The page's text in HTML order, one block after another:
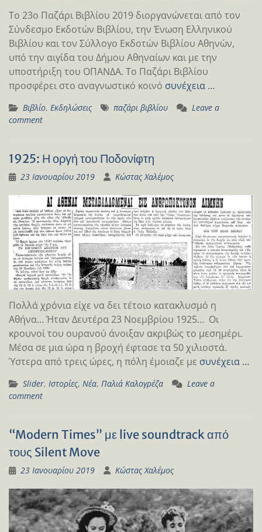
Το 23ο Παζάρι Βιβλίου 2019 διοργανώνεται από τον
Σύνδεσμο Εκδοτών Βιβλίου, την Ένωση Ελληνικού
Βιβλίου και τον Σύλλογο Εκδοτών Βιβλίου Αθηνών,
υπό την αιγίδα του Δήμου Αθηναίων και με την
υποστήριξη του ΟΠΑΝΔΑ. Το Παζάρι Βιβλίου
προσφέρει στο αναγνωστικό κοινό συνέχεια …
Βιβλίο, Εκδηλώσεις παζάρι βιβλίου
Leave a
comment
1925: Η οργή του Ποδονίφτη
23 Ιανουαρίου 2019 Κώστας Χαλέμος
Πολλά χρόνια είχε να δει τέτοιο κατακλυσμό η
Αθήνα… Ήταν Δευτέρα 23 Νοεμβρίου 1925… Οι
κρουνοί του ουρανού άνοιξαν ακριβώς το μεσημέρι.
Μέσα σε μια ώρα η βροχή έφτασε τα 50 χιλιοστά.
Ύστερα από τρεις ώρες, η πόλη έμοιαζε με συνέχεια …
Slider, Ιστορίες, Νέα, Παλιά Καλογρέζα
Leave a
comment
“Modern Times” με live soundtrack από
τους Silent Move
23 Ιανουαρίου 2019 Κώστας Χαλέμος